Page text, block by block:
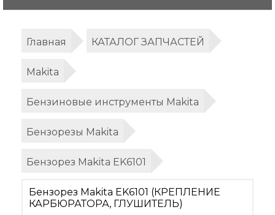
Главная КАТАЛОГ ЗАПЧАСТЕЙ
Makita
Бензиновые инструменты Makita
Бензорезы Makita
Бензорез Makita EK6101
Бензорез Makita EK6101 (КРЕПЛЕНИЕ
КАРБЮРАТОРА, ГЛУШИТЕЛЬ)